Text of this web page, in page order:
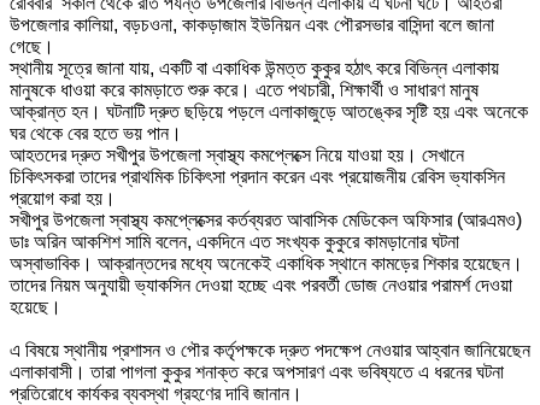
উপজেলার কালিয়া, বড়চওনা, কাকড়াজাম ইউনিয়ন এবং পৌরসভার বাসিন্দা বলে জানা
গেছে।
‎স্থানীয় সূত্রে জানা যায়, একটি বা একাধিক উন্মত্ত কুকুর হঠাৎ করে বিভিন্ন এলাকায়
মানুষকে ধাওয়া করে কামড়াতে শুরু করে। এতে পথচারী, শিক্ষার্থী ও সাধারণ মানুষ
আক্রান্ত হন। ঘটনাটি দ্রুত ছড়িয়ে পড়লে এলাকাজুড়ে আতঙ্কের সৃষ্টি হয় এবং অনেকে
ঘর থেকে বের হতে ভয় পান।
‎আহতদের দ্রুত সখীপুর উপজেলা স্বাস্থ্য কমপ্লেক্সে নিয়ে যাওয়া হয়। সেখানে
চিকিৎসকরা তাদের প্রাথমিক চিকিৎসা প্রদান করেন এবং প্রয়োজনীয় রেবিস ভ্যাকসিন
প্রয়োগ করা হয়।
‎সখীপুর উপজেলা স্বাস্থ্য কমপ্লেক্সের কর্তব্যরত আবাসিক মেডিকেল অফিসার (আরএমও)
ডাঃ অরিন আকশিশ সামি বলেন, একদিনে এত সংখ্যক কুকুরে কামড়ানোর ঘটনা
অস্বাভাবিক। আক্রান্তদের মধ্যে অনেকেই একাধিক স্থানে কামড়ের শিকার হয়েছেন।
তাদের নিয়ম অনুযায়ী ভ্যাকসিন দেওয়া হচ্ছে এবং পরবর্তী ডোজ নেওয়ার পরামর্শ দেওয়া
হয়েছে।
‎এ বিষয়ে স্থানীয় প্রশাসন ও পৌর কর্তৃপক্ষকে দ্রুত পদক্ষেপ নেওয়ার আহ্বান জানিয়েছেন
এলাকাবাসী। তারা পাগলা কুকুর শনাক্ত করে অপসারণ এবং ভবিষ্যতে এ ধরনের ঘটনা
প্রতিরোধে কার্যকর ব্যবস্থা গ্রহণের দাবি জানান।